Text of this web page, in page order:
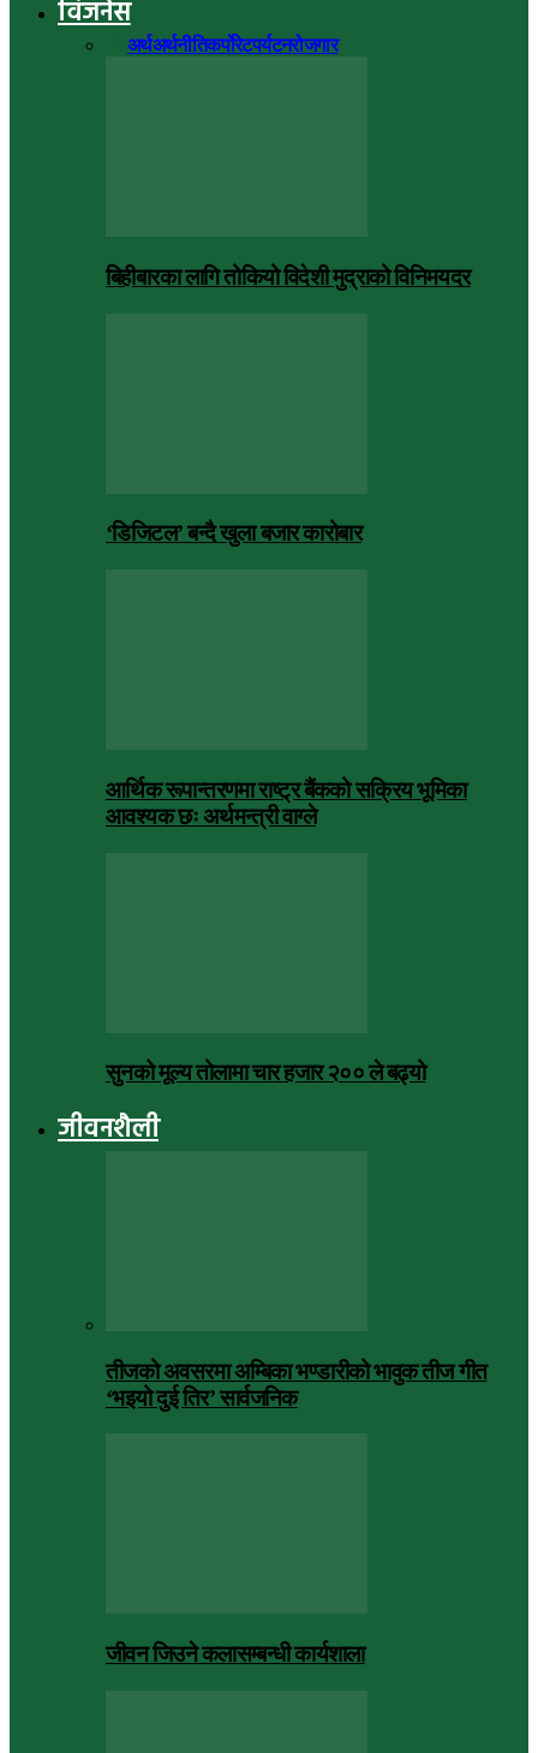
विजनेस
अर्थअर्थनीतिकर्पोरेटपर्यटनरोजगार
बिहीबारका लागि तोकियो विदेशी मुद्राको विनिमयदर
‘डिजिटल’ बन्दै खुला बजार कारोबार
आर्थिक रूपान्तरणमा राष्ट्र बैंकको सक्रिय भूमिका
आवश्यक छः अर्थमन्त्री वाग्ले
सुनको मूल्य तोलामा चार हजार २०० ले बढ्यो
जीवनशैली
तीजको अवसरमा अम्बिका भण्डारीको भावुक तीज गीत
‘भइयो दुई तिर’ सार्वजनिक
जीवन जिउने कलासम्बन्धी कार्यशाला